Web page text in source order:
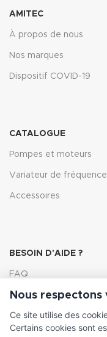
AMITEC
À propos de nous
Nos marques
Dispositif COVID-19
CATALOGUE
Pompes et moteurs
Variateur de fréquence
Accessoires
BESOIN D'AIDE ?
FAQ
Lexique
Comment choisir ma
Nous
Ce site utilise des
Certains cookies sont